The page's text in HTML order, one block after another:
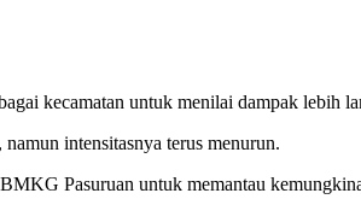
kecamatan untuk menilai dampak lebih
intensitasnya terus menurun.
Pasuruan untuk memantau